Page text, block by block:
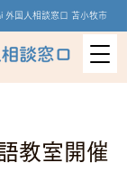
外国人相談窓口 苫小牧市
教室開催